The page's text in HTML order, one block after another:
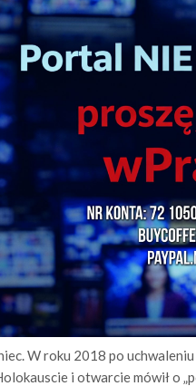
W roku 2018 po
i otwarcie mówił o